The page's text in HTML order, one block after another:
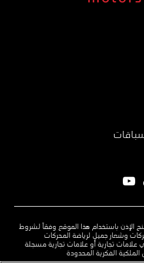
منح الإذن باستخدام هذا الموقع وفقاً لشروط
وشعار جميل لرياضة المحركات
تجارية أو علامات تجارية مسجلة
الفكرية المحدودة